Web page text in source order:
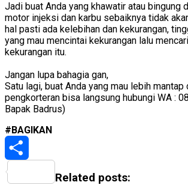
Jadi buat Anda yang khawatir atau bingung
motor injeksi dan karbu sebaiknya tidak
hal pasti ada kelebihan dan kekurangan,
yang mau mencintai kekurangan lalu
kekurangan itu.
Jangan lupa bahagia gan,
Satu lagi, buat Anda yang mau lebih mantap
pengkorteran bisa langsung hubungi WA :
Bapak Badrus)
#BAGIKAN
Share
Related posts: